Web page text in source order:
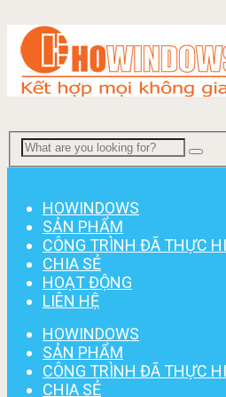
HOWINDOWS
SẢN PHẨM
CÔNG TRÌNH ĐÃ THỰC
CHIA SẺ
HOẠT ĐỘNG
LIÊN HỆ
HOWINDOWS
SẢN PHẨM
CÔNG TRÌNH ĐÃ THỰC
CHIA SẺ